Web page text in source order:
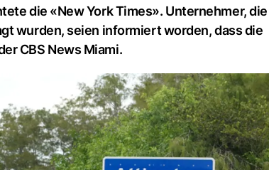
die «New York Times». Unternehmer,
wurden, seien informiert worden, dass die
CBS News Miami.